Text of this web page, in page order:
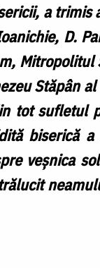
a trimis
D.
Mitropolitul
Stăpân
tot sufletul
biserică
veșnica